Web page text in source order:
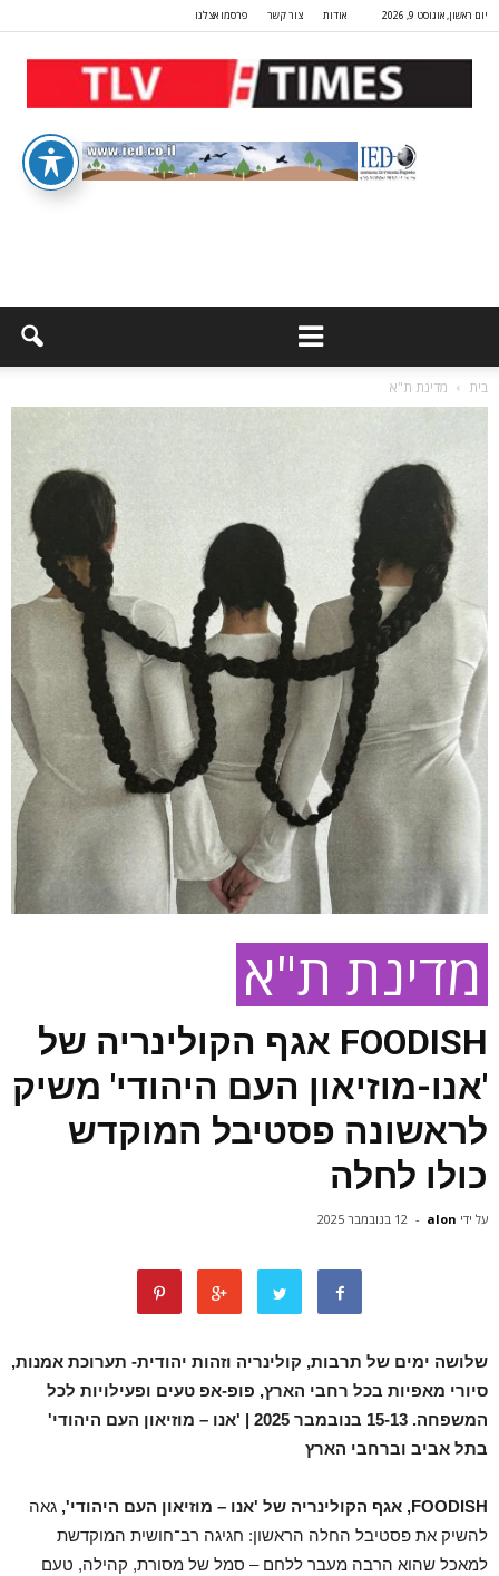
יום ראשון, אוגוסט 9, 2026 אודות צור קשר פרסמו אצלנו
בית מדינת ת"א
מדינת ת"א
FOODISH אגף הקולינריה של
'אנו-מוזיאון העם היהודי' משיק
לראשונה פסטיבל המוקדש
כולו לחלה
על ידי alon
- 12 בנובמבר 2025
שלושה ימים של תרבות, קולינריה וזהות יהודית- תערוכת אמנות,
סיורי מאפיות בכל רחבי הארץ, פופ-אפ טעים ופעילויות לכל
המשפחה.
15-13 בנובמבר 2025 | 'אנו – מוזיאון העם היהודי'
בתל אביב וברחבי הארץ
FOODISH, אגף הקולינריה של 'אנו – מוזיאון העם היהודי',
גאה
להשיק את פסטיבל החלה הראשון: חגיגה רב־חושית המוקדשת
למאכל שהוא הרבה מעבר ללחם – סמל של מסורת, קהילה, טעם